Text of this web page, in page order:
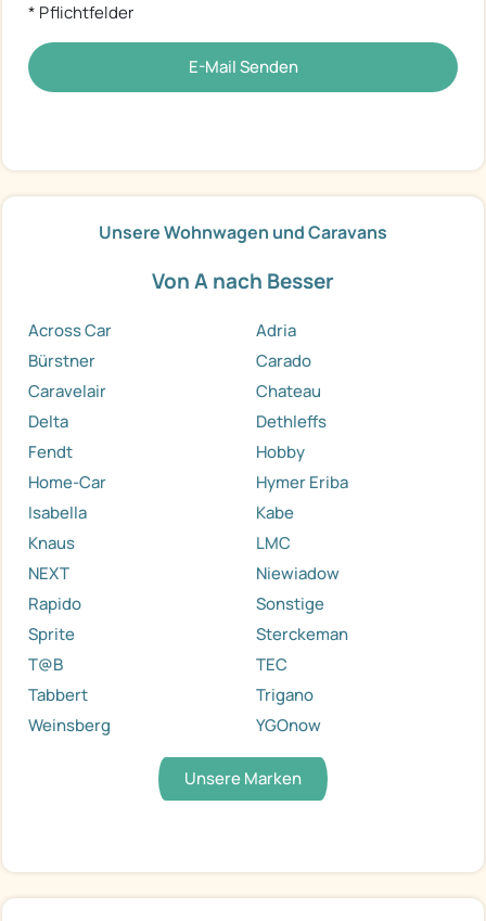
* Pflichtfelder
E-Mail Senden
Unsere Wohnwagen und Caravans
Von A nach Besser
Across Car
Adria
Bürstner
Carado
Caravelair
Chateau
Delta
Dethleffs
Fendt
Hobby
Home-Car
Hymer Eriba
Isabella
Kabe
Knaus
LMC
NEXT
Niewiadow
Rapido
Sonstige
Sprite
Sterckeman
T@B
TEC
Tabbert
Trigano
Weinsberg
YGOnow
Unsere Marken